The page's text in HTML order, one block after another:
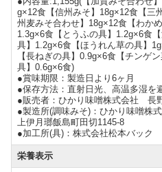
g×12食【信州みそ】18g×12食【三
州麦みそ合わせ】18g×12食【わか
1.3g×6食【とうふの具】1.2g×6食
具】1.2g×6食【ほうれん草の具】
【長ねぎの具】0.9g×6食【チンゲ
具】0.6g×6食)
●賞味期限：製造日より6ヶ月
●保存方法：直射日光、高温多湿を
●販売者：ひかり味噌株式会社 長
●製造所(調味みそ)：ひかり味噌株
上伊月瑯飯島町田切1145-8
●加工所(具)：株式会社松本バック
栄養表示